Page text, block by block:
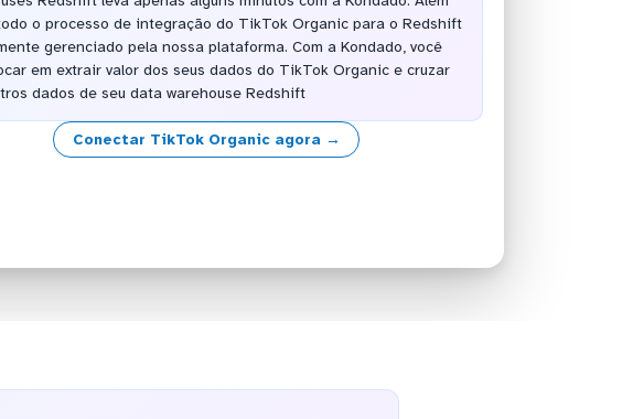
o processo de integração do TikTok Organic para o Redshift
gerenciado pela nossa plataforma. Com a Kondado, você
em extrair valor dos seus dados do TikTok Organic e cruzar
dados de seu data warehouse Redshift
Conectar TikTok Organic agora →